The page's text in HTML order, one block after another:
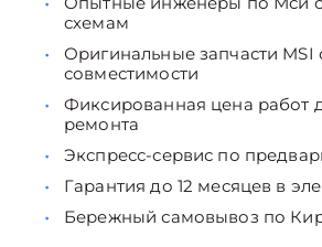
схемам
Оригинальные запчасти MSI
совместимости
Фиксированная цена работ
ремонта
Экспресс-сервис по
Гарантия до 12 месяцев в
Бережный самовывоз по